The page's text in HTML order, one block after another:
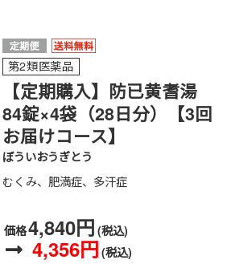
第2類医薬品
【定期購入】防已黄耆湯
84錠×4袋（28日分）【3回
お届けコース】
ぼういおうぎとう
むくみ、肥満症、多汗症
価格4,840円 (税込)
4,356円 (税込)